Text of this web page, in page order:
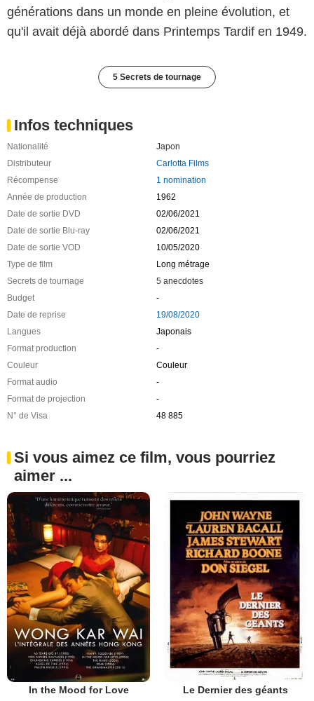
générations dans un monde en pleine évolution, et
qu'il avait déjà abordé dans Printemps Tardif en 1949.
5 Secrets de tournage
Infos techniques
Nationalité
Japon
Distributeur
Carlotta Films
Récompense
1 nomination
Année de production
1962
Date de sortie DVD
02/06/2021
Date de sortie Blu-ray
02/06/2021
Date de sortie VOD
10/05/2020
Type de film
Long métrage
Secrets de tournage
5 anecdotes
Budget
-
Date de reprise
19/08/2020
Langues
Japonais
Format production
-
Couleur
Couleur
Format audio
-
Format de projection
-
N° de Visa
48 885
Si vous aimez ce film, vous pourriez
aimer ...
In the Mood for Love Le Dernier des géants